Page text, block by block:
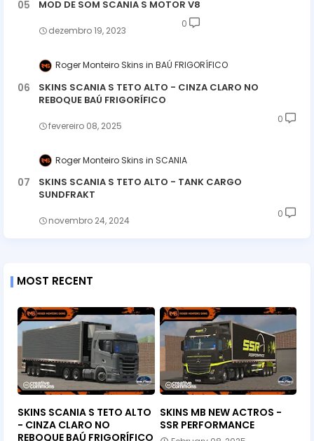
MOD DE SOM SCANIA S MOTOR V8
dezembro 19, 2023
0
Roger Monteiro Skins BAÚ FRIGORÍFICO
SKINS SCANIA S TETO ALTO - CINZA CLARO NO
REBOQUE BAÚ FRIGORÍFICO
fevereiro 08, 2025
0
Roger Monteiro Skins SCANIA
SKINS SCANIA S TETO ALTO - TANK CARGO
SUNDFRAKT
novembro 24, 2024
0
MOST RECENT
SKINS SCANIA S TETO ALTO
- CINZA CLARO NO
REBOQUE BAÚ FRIGORÍFICO
SKINS MB NEW ACTROS -
SSR PERFORMANCE